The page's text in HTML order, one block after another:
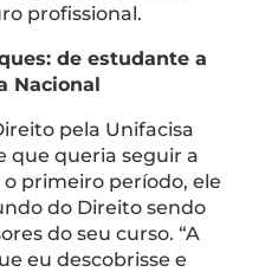
profissional.
de estudante a
Nacional
pela Unifacisa
que queria seguir a
primeiro período, ele
do Direito sendo
do seu curso. “A
eu descobrisse e